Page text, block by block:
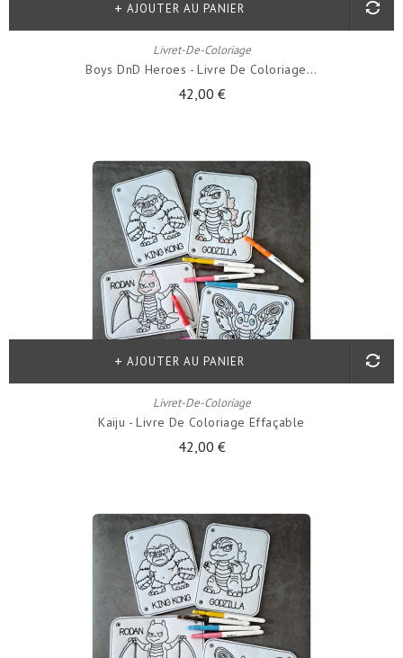
Livret-De-Coloriage
Boys DnD Heroes - Livre De Coloriage...
42,00 €
AJOUTER AU PANIER
Livret-De-Coloriage
Kaiju - Livre De Coloriage Effaçable
42,00 €
AJOUTER AU PANIER